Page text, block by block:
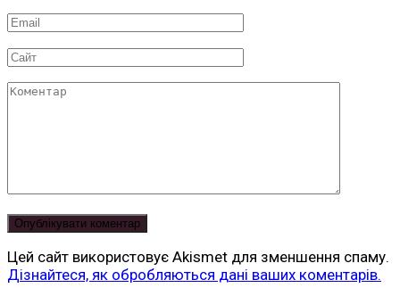
Email
*
Сайт
Коментар
Цей сайт використовує Akismet для зменшення спаму.
Дізнайтеся, як обробляються дані ваших коментарів.